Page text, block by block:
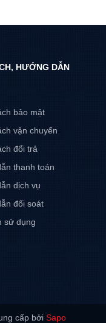
HƯỚNG DẪN
bảo mật
vận chuyển
đổi trả
thanh toán
dịch vụ
đối soát
sử dụng
cấp bởi Sapo